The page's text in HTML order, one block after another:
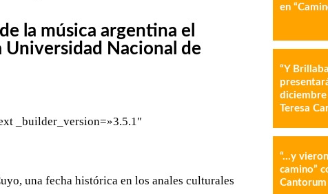
la música argentina el
Nacional de
_builder_version=»3.5.1″
una fecha histórica en los anales culturales
en
“Y
diciembre
Teresa
“…y
camino”
Cantorum